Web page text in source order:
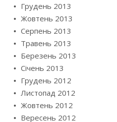
Грудень 2013
Жовтень 2013
Серпень 2013
Травень 2013
Березень 2013
Січень 2013
Грудень 2012
Листопад 2012
Жовтень 2012
Вересень 2012